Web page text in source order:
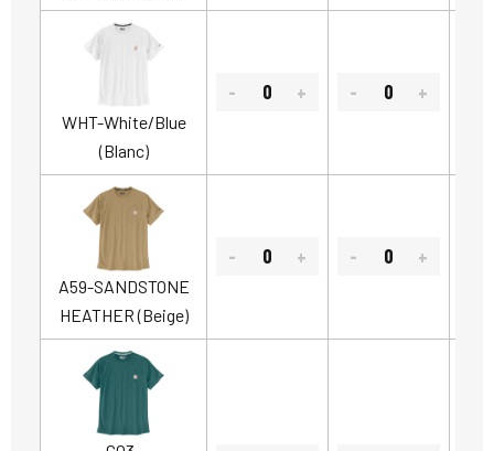
WHT-White/Blue
(Blanc)
A59-SANDSTONE
HEATHER (Beige)